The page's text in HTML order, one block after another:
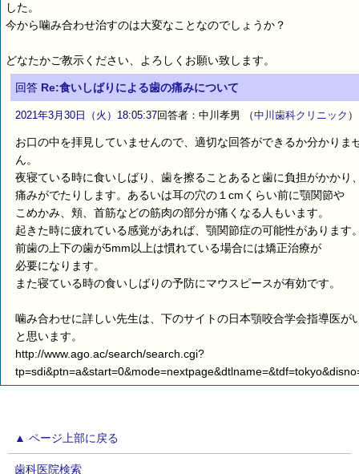
した。
今から噛み合わせ治すのは大変なことなのでしょうか？
どなたかご教示ください、よろしくお願い致します。
回答 Re:食いしばりによる歯の痛みについて
2021年3月30日（火）18:05:37回答者：中川孝男 （中川歯科クリニック ）
お口の中を拝見していませんので、適切な回答ができるか分かりま
ん。
夜寝ている時に食いしばり、歯を擦ることあると歯に負担がかかり
痛みがでたりします。あるいは耳の穴の１cmくらい前に顎関節や
こめかみ、頬、首筋などの筋肉の部分が痛くなる人もいます。
起きた時に疲れている感覚があれば、顎関節症の可能性があります
前歯の上下の歯が5mm以上は慣れている場合には矯正治療が
必要になります。
また寝ている時の食いしばりの予防にマウスピースが有効です。
噛み合わせに詳しい先生は、下のサイトの日本顎咬合学会指導医が
と思います。
http://www.ago.ac/search/search.cgi?
▲ ページ上部に戻る
歯科医院検索